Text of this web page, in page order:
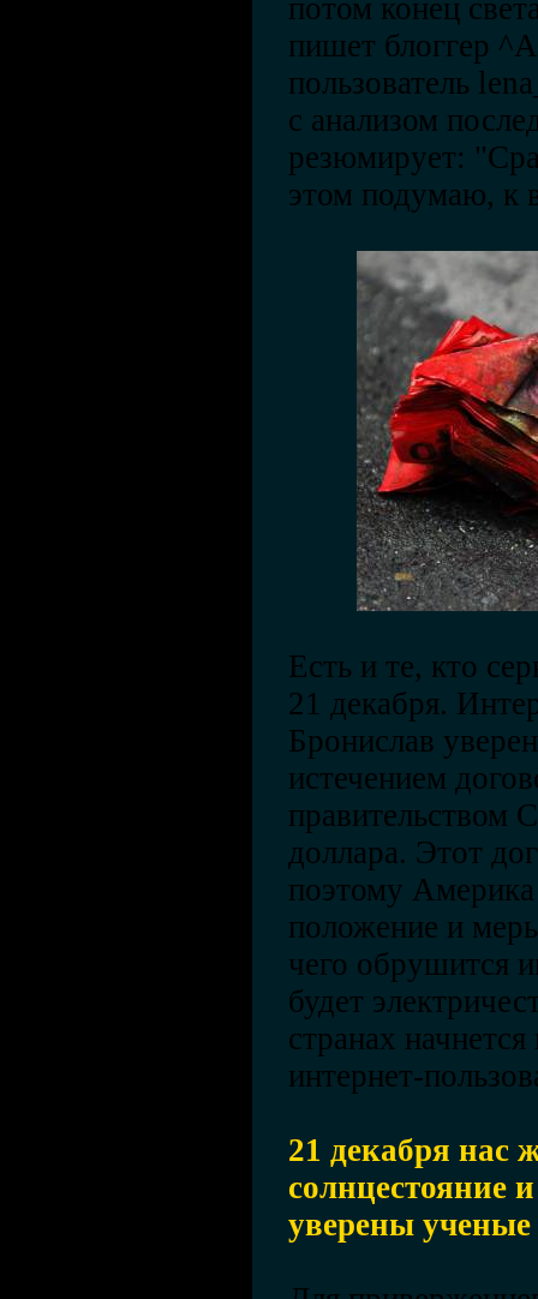
потом конец
пишет блоггер
пользователь
с анализом
резюмирует:
этом подумаю, к
Есть и те, кто
21 декабря.
Бронислав
истечением
правительством
доллара. Этот
поэтому Америка
положение и
чего обрушится
будет
странах
интернет-
21 декабря нас
солнцестояние
уверены ученые